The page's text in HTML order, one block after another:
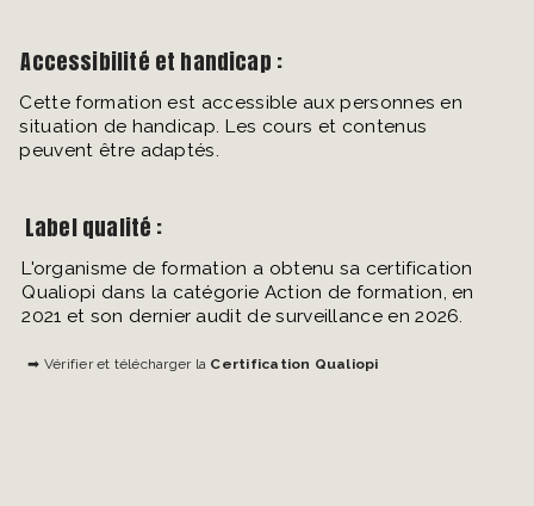
Accessibilité et handicap :
Cette formation est accessible aux personnes en
situation de handicap. Les cours et contenus
peuvent être adaptés.
Label qualité :
L'organisme de formation a obtenu sa certification
Qualiopi dans la catégorie Action de formation, en
2021 et son dernier audit de surveillance en 2026.
➡ Vérifier et télécharger la Certification Qualiopi